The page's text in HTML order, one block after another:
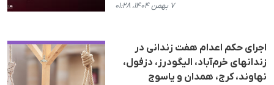
۷ بهمن ۱۴۰۴، ۰۱:۲۸
اجرای حکم اعدام هفت زندانی در
زندانهای خرم‌آباد، الیگودرز، دزفول،
نهاوند، کرج، همدان و یاسوج